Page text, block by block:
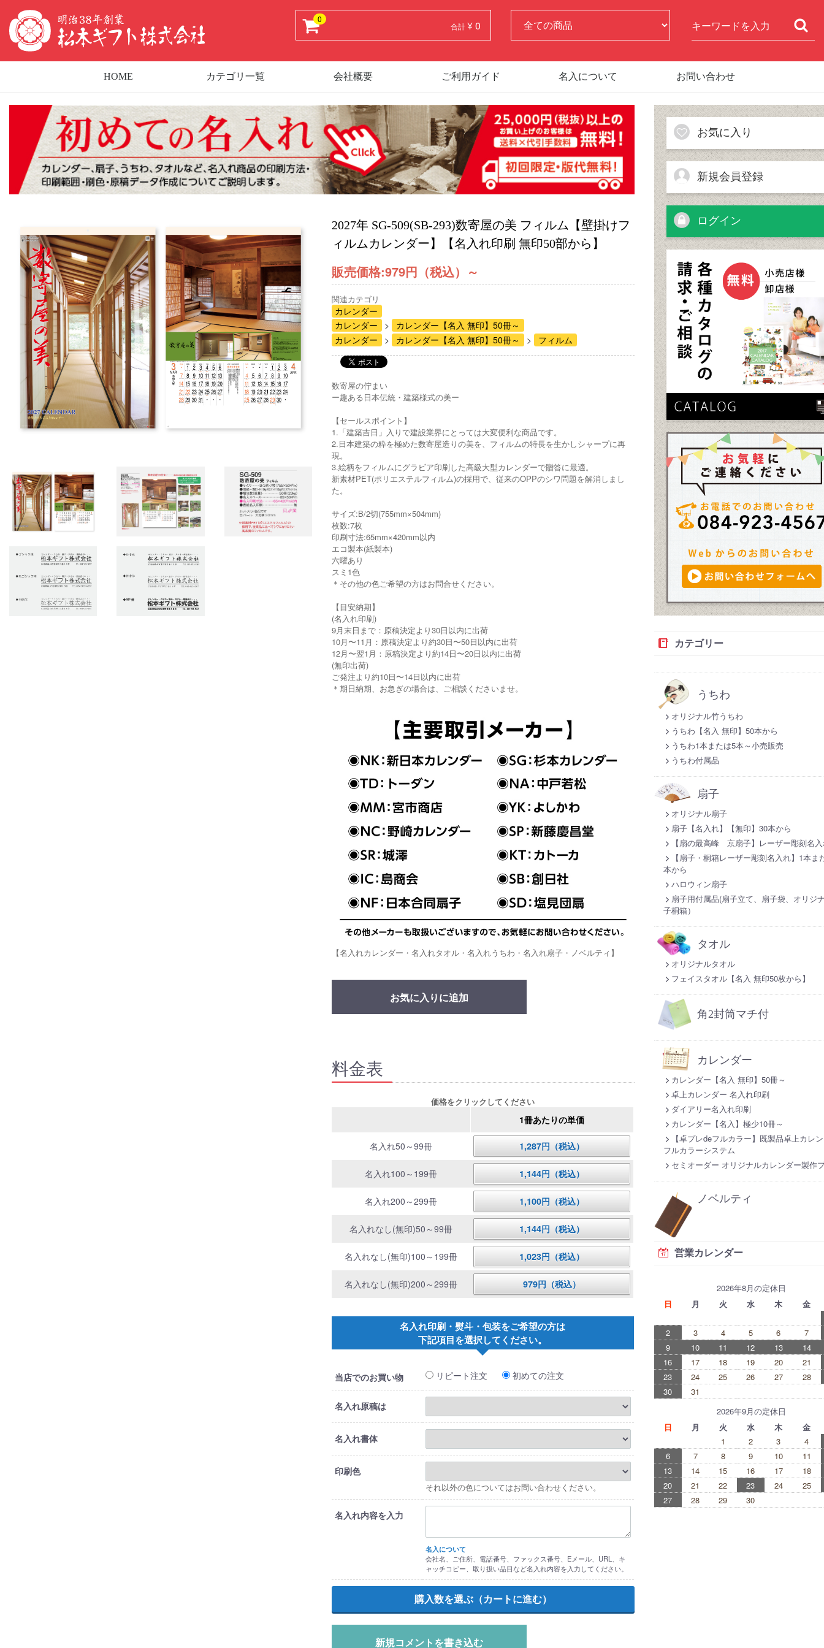
0
合計¥ 0
HOME カテゴリ一覧 会社概要 ご利用ガイド 名入について お問い合わせ
2027年 SG-509(SB-293)数寄屋の美 フィルム【壁掛けフ
ィルムカレンダー】【名入れ印刷 無印50部から】
販売価格:979円（税込） ～
関連カテゴリ
カレンダー
カレンダー
カレンダー【名入 無印】50冊～
カレンダー
カレンダー【名入 無印】50冊～ フィルム
数寄屋の佇まい
ー趣ある日本伝統・建築様式の美ー
【セールスポイント】
1.「建築吉日」入りで建設業界にとっては大変便利な商品です。
2.日本建築の粋を極めた数寄屋造りの美を、フィルムの特長を生かしシャープに再
現。
3.絵柄をフィルムにグラビア印刷した高級大型カレンダーで贈答に最適。
新素材PET(ポリエステルフィルム)の採用で、従来のOPPのシワ問題を解消しまし
た。
サイズ:B/2切(755mm×504mm)
枚数:7枚
印刷寸法:65mm×420mm以内
エコ製本(紙製本)
六曜あり
スミ1色
＊その他の色ご希望の方はお問合せください。
【目安納期】
(名入れ印刷)
9月末日まで：原稿決定より30日以内に出荷
10月〜11月：原稿決定より約30日〜50日以内に出荷
12月〜翌1月：原稿決定より約14日〜20日以内に出荷
(無印出荷)
ご発注より約10日〜14日以内に出荷
＊期日納期、お急ぎの場合は、ご相談くださいませ。
【名入れカレンダー・名入れタオル・名入れうちわ・名入れ扇子・ノベルティ】
お気に入りに追加
料金表
価格をクリックしてください
1冊あたりの単価
名入れ50～99冊 1,287円（税込）
名入れ100～199冊 1,144円（税込）
名入れ200～299冊 1,100円（税込）
名入れなし(無印)50～99冊 1,144円（税込）
名入れなし(無印)100～199冊 1,023円（税込）
名入れなし(無印)200～299冊 979円（税込）
名入れ印刷・熨斗・包装をご希望の方は
下記項目を選択してください。
当店でのお買い物 リピート注文 初めての注文
名入れ原稿は
名入れ書体
印刷色
それ以外の色についてはお問い合わせください。
名入れ内容を入力
名入について
会社名、ご住所、電話番号、ファックス番号、Eメール、URL、キ
ャッチコピー、取り扱い品目など名入れ内容を入力してください。
新規コメントを書き込む
お気に入り
新規会員登録
ログイン
カテゴリー
うちわ
オリジナル竹うちわ
うちわ【名入 無印】50本から
うちわ1本または5本～小売販売
うちわ付属品
扇子
オリジナル扇子
扇子【名入れ】【無印】30本から
【扇の最高峰 京扇子】レーザー彫刻名
【扇子・桐箱レーザー彫刻名入れ】1本ま
本から
ハロウィン扇子
扇子用付属品(扇子立て、扇子袋、オリジ
子桐箱）
タオル
オリジナルタオル
フェイスタオル【名入 無印50枚から】
角2封筒マチ付
カレンダー
カレンダー【名入 無印】50冊～
卓上カレンダー 名入れ印刷
ダイアリー名入れ印刷
カレンダー【名入】極少10冊～
【卓プレdeフルカラー】既製品卓上カレ
フルカラーシステム
セミオーダー オリジナルカレンダー製作
ノベルティ
営業カレンダー
2026年8月の定休日
日
月 火 水 木 金
2 3 4 5 6
7
9
10 11 12 13
14
16
17 18 19 20
21
23
24 25 26 27
28
30
31
2026年9月の定休日
日
月 火 水 木
金
1
2 3
4
6
7 8 9 10
11
13
14 15 16 17
18
20
21 22 23 24
25
27
28 29 30